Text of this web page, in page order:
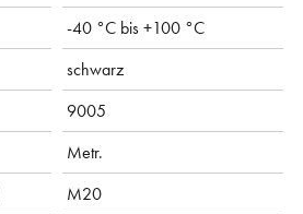
-40 °C bis +100 °C
schwarz
9005
Metr.
M20